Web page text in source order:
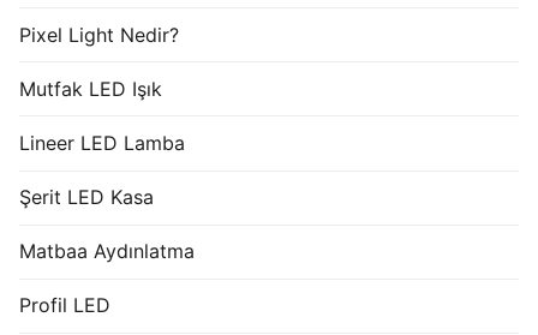
Pixel Light Nedir?
Mutfak LED Işık
Lineer LED Lamba
Şerit LED Kasa
Matbaa Aydınlatma
Profil LED